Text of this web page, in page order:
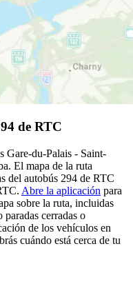
de RTC
Gare-du-Palais - Saint-
El mapa de la ruta
del autobús 294 de RTC
Abre la aplicación para
sobre la ruta, incluidas
paradas cerradas o
de los vehículos en
cuándo está cerca de tu